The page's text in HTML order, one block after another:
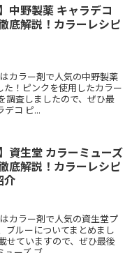
中野製薬 キャラデコ
底解説！カラーレシピ
カラー剤で人気の中野製薬
！ピンクを使用したカラー
調査しましたので、ぜひ最
デコ ピ...
資生堂 カラーミューズ
底解説！カラーレシピ
介
カラー剤で人気の資生堂プ
ブルーについてまとめまし
せていますので、ぜひ最後